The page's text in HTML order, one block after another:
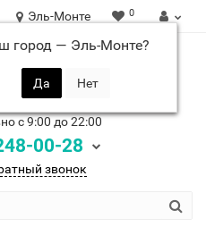
Эль-Монте
город — Эль-Монте?
0
с 9:00 до 22:00
00-28
звонок